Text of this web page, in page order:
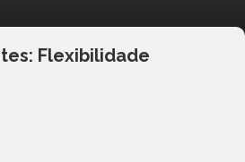
Flexibilidade